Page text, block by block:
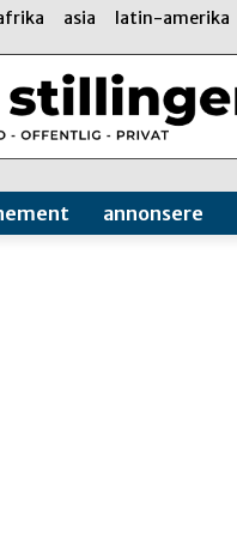
asia latin-amerika
annonsere